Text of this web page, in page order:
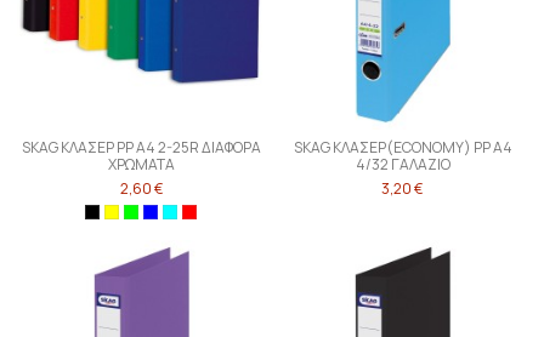
SKAG ΚΛΑΣΕΡ PP Α4 2-25R ΔΙΑΦΟΡΑ
ΧΡΩΜΑΤΑ
2,60 €
SKAG ΚΛΑΣΕΡ(ECONOMY) PP Α4
4/32 ΓΑΛΑΖΙΟ
3,20 €